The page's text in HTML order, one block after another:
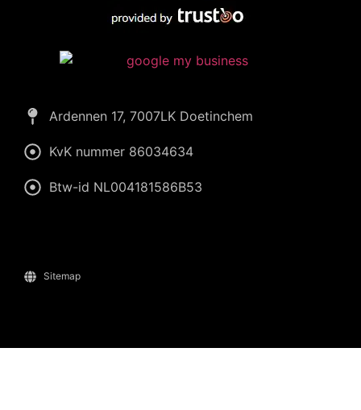
Ardennen 17, 7007LK Doetinchem
KvK nummer 86034634
Btw-id NL004181586B53
Sitemap
Wiliam